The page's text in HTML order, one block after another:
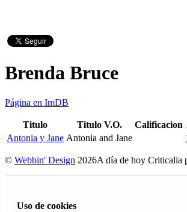
Brenda Bruce
Página en ImDB
Titulo Titulo V.O. Calificacion
Antonia y Jane Antonia and Jane
© Webbin' Design 2026A día de hoy Criticalia
Uso de cookies